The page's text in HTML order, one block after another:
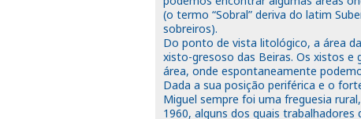
(o termo “Sobral” deriva do latim
sobreiros).
Do ponto de vista litológico, a área
xisto-gresoso das Beiras. Os xistos e
área, onde espontaneamente
Dada a sua posição periférica e o
Miguel sempre foi uma freguesia
1960, alguns dos quais